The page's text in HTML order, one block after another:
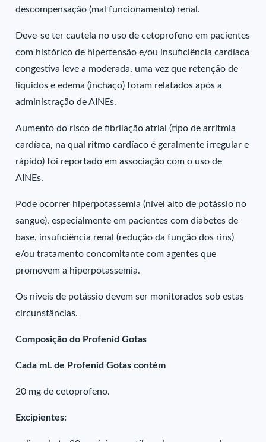
descompensação (mal funcionamento) renal.
Deve-se ter cautela no uso de cetoprofeno em pacientes
com histórico de hipertensão e/ou insuficiência cardíaca
congestiva leve a moderada, uma vez que retenção de
líquidos e edema (inchaço) foram relatados após a
administração de AINEs.
Aumento do risco de fibrilação atrial (tipo de arritmia
cardíaca, na qual ritmo cardíaco é geralmente irregular e
rápido) foi reportado em associação com o uso de
AINEs.
Pode ocorrer hiperpotassemia (nível alto de potássio no
sangue), especialmente em pacientes com diabetes de
base, insuficiência renal (redução da função dos rins)
e/ou tratamento concomitante com agentes que
promovem a hiperpotassemia.
Os níveis de potássio devem ser monitorados sob estas
circunstâncias.
Composição do Profenid Gotas
Cada mL de Profenid Gotas contém
20 mg de cetoprofeno.
Excipientes: